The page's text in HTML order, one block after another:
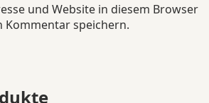
und Website in diesem Browser
speichern.